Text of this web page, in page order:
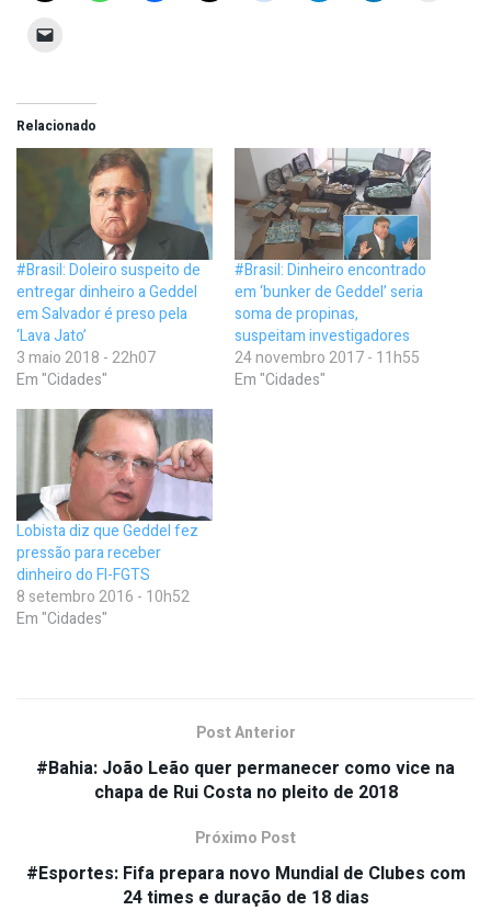
Relacionado
#Brasil: Doleiro suspeito de
entregar dinheiro a Geddel
em Salvador é preso pela
‘Lava Jato’
3 maio 2018 - 22h07
Em "Cidades"
#Brasil: Dinheiro encontrado
em ‘bunker de Geddel’ seria
soma de propinas,
suspeitam investigadores
24 novembro 2017 - 11h55
Em "Cidades"
Lobista diz que Geddel fez
pressão para receber
dinheiro do FI-FGTS
8 setembro 2016 - 10h52
Em "Cidades"
Post Anterior
#Bahia: João Leão quer permanecer como vice na
chapa de Rui Costa no pleito de 2018
Próximo Post
#Esportes: Fifa prepara novo Mundial de Clubes com
24 times e duração de 18 dias